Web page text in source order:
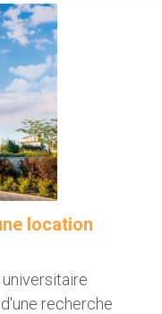
location
recherche